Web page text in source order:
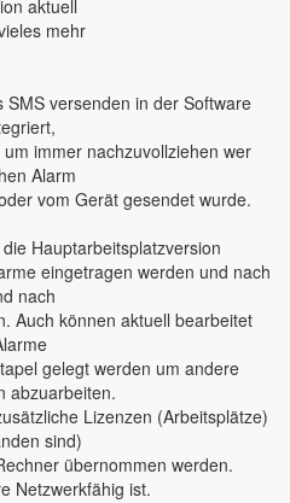
aktuell
mehr
versenden in der Software
immer nachzuvollziehen wer
Alarm
vom Gerät gesendet wurde.
Hauptarbeitsplatzversion
eingetragen werden und nach
nach
Auch können aktuell bearbeitet
gelegt werden um andere
abzuarbeiten.
Lizenzen (Arbeitsplätze)
sind)
übernommen werden.
Netzwerkfähig ist.